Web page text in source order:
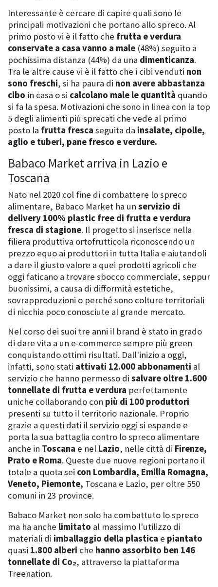
Interessante è cercare di capire quali sono le
principali motivazioni che portano allo spreco. Al
primo posto vi è il fatto che frutta e verdura
conservate a casa vanno a male (48%) seguito a
pochissima distanza (44%) da una dimenticanza.
Tra le altre cause vi è il fatto che i cibi venduti non
sono freschi, si ha paura di non avere abbastanza
cibo in casa o si calcolano male le quantità quando
si fa la spesa. Motivazioni che sono in linea con la top
5 degli alimenti più sprecati che vede al primo
posto la frutta fresca seguita da insalate, cipolle,
aglio e tuberi, pane fresco e verdure.
Babaco Market arriva in Lazio e
Toscana
Nato nel 2020 col fine di combattere lo spreco
alimentare, Babaco Market ha un servizio di
delivery 100% plastic free di frutta e verdura
fresca di stagione. Il progetto si inserisce nella
filiera produttiva ortofrutticola riconoscendo un
prezzo equo ai produttori in tutta Italia e aiutandoli
a dare il giusto valore a quei prodotti agricoli che
oggi faticano a trovare sbocco commerciale, seppur
buonissimi, a causa di difformità estetiche,
sovrapproduzioni o perché sono colture territoriali
di nicchia poco conosciute al grande mercato.
Nel corso dei suoi tre anni il brand è stato in grado
di dare vita a un e-commerce sempre più green
conquistando ottimi risultati. Dall'inizio a oggi,
infatti, sono stati attivati 12.000 abbonamenti al
servizio che hanno permesso di salvare oltre 1.600
tonnellate di frutta e verdura perfettamente
uniche collaborando con più di 100 produttori
presenti su tutto il territorio nazionale. Proprio
grazie a questi dati il servizio oggi si espande e
porta la sua battaglia contro lo spreco alimentare
anche in Toscana e nel Lazio, nelle città di Firenze,
Prato e Roma. Queste due nuove regioni portano il
totale a quota sei con Lombardia, Emilia Romagna,
Veneto, Piemonte, Toscana e Lazio, per oltre 550
comuni in 23 province.
Babaco Market non solo ha combattuto lo spreco
ma ha anche limitato al massimo l'utilizzo di
materiali di imballaggio della plastica e piantato
quasi 1.800 alberi che hanno assorbito ben 146
tonnellate di Co₂, attraverso la piattaforma
Treenation.